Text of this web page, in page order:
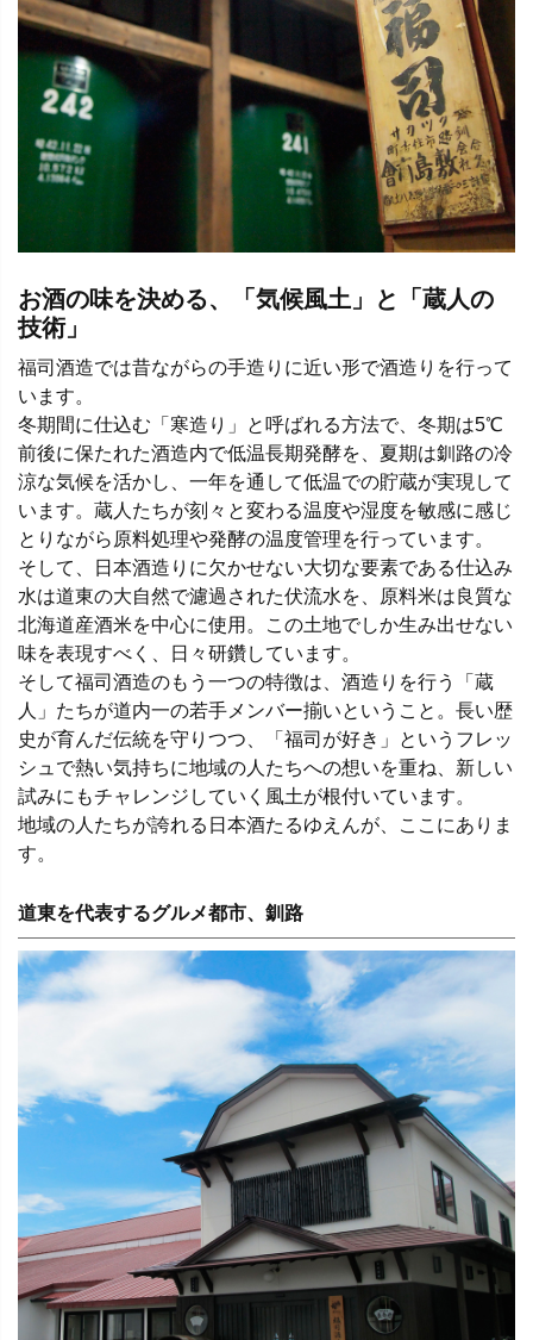
お酒の味を決める、「気候風土」と「蔵人の
技術」
福司酒造では昔ながらの手造りに近い形で酒造りを行って
います。
冬期間に仕込む「寒造り」と呼ばれる方法で、冬期は5℃
前後に保たれた酒造内で低温長期発酵を、夏期は釧路の冷
涼な気候を活かし、一年を通して低温での貯蔵が実現して
います。蔵人たちが刻々と変わる温度や湿度を敏感に感じ
とりながら原料処理や発酵の温度管理を行っています。
そして、日本酒造りに欠かせない大切な要素である仕込み
水は道東の大自然で濾過された伏流水を、原料米は良質な
北海道産酒米を中心に使用。この土地でしか生み出せない
味を表現すべく、日々研鑽しています。
そして福司酒造のもう一つの特徴は、酒造りを行う「蔵
人」たちが道内一の若手メンバー揃いということ。長い歴
史が育んだ伝統を守りつつ、「福司が好き」というフレッ
シュで熱い気持ちに地域の人たちへの想いを重ね、新しい
試みにもチャレンジしていく風土が根付いています。
地域の人たちが誇れる日本酒たるゆえんが、ここにありま
す。
道東を代表するグルメ都市、釧路